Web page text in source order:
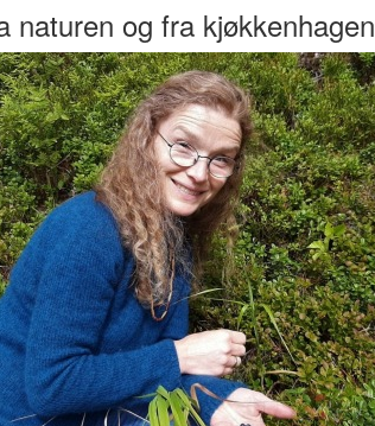
naturen og fra kjøkkenhagen